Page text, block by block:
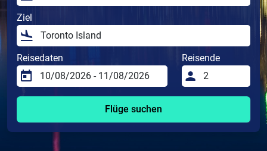
Ziel
Reisedaten Reisende
Flüge suchen